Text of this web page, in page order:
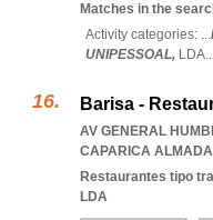
Matches in the
Activity categories: ...
UNIPESSOAL, LDA
Barisa -
AV GENERAL
CAPARICA ALMADA
Restaurantes tipo
LDA